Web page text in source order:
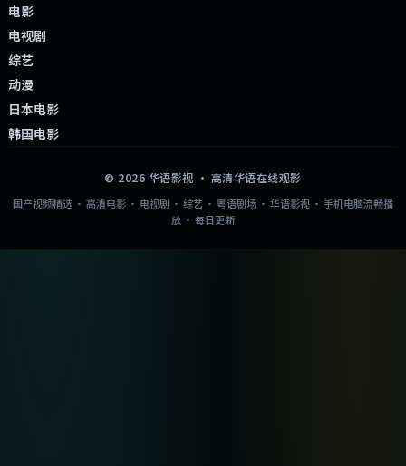
电影
电视剧
综艺
动漫
日本电影
韩国电影
© 2026 华语影视 · 高清华语在线观影
国产视频精选 · 高清电影 · 电视剧 · 综艺 · 粤语剧场 · 华语影视 · 手机电脑流畅播
放 · 每日更新